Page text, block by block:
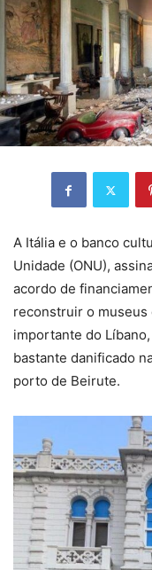
A Itália e o banco
Unidade (ONU),
acordo de
reconstruir o museus
importante do
bastante danificado
porto de Beirute.